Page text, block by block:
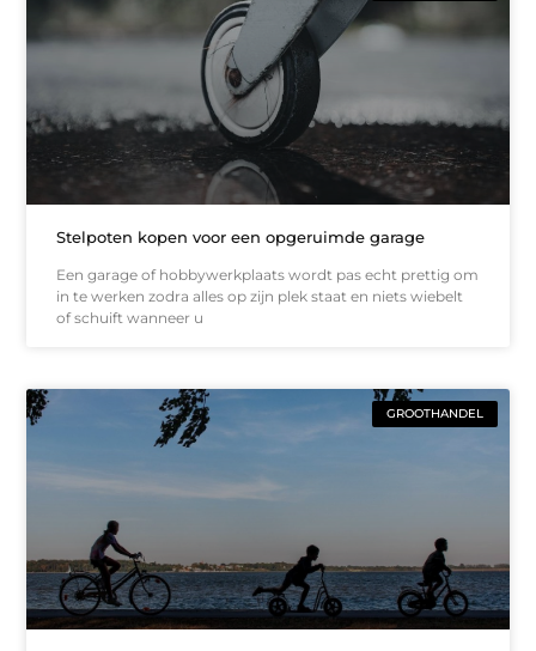
Stelpoten kopen voor een opgeruimde garage
Een garage of hobbywerkplaats wordt pas echt prettig om
in te werken zodra alles op zijn plek staat en niets wiebelt
of schuift wanneer u
GROOTHANDEL